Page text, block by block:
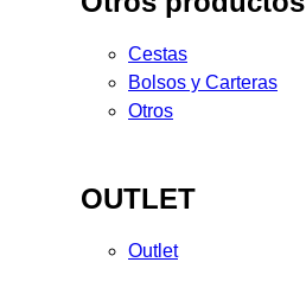
Cestas
Bolsos y Carteras
Otros
OUTLET
Outlet